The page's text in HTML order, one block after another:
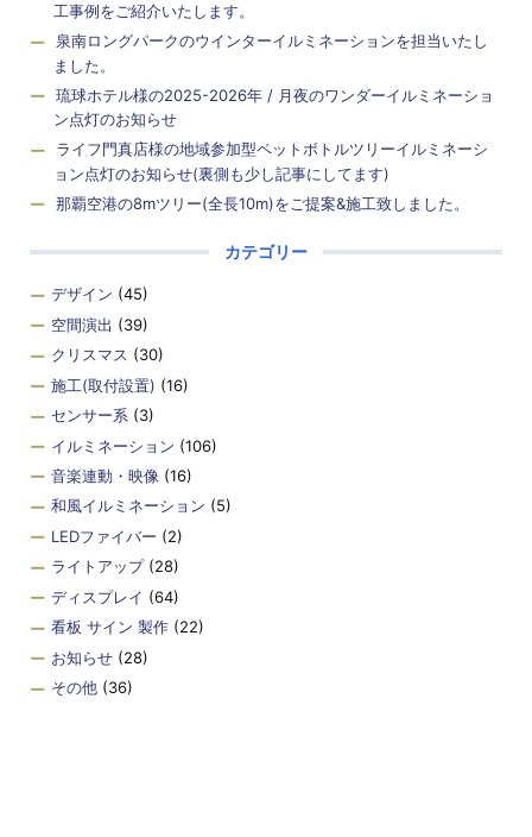
工事例をご紹介いたします。
泉南ロングパークのウインターイルミネーションを担当いたし
ました。
琉球ホテル様の2025-2026年 / 月夜のワンダーイルミネーショ
ン点灯のお知らせ
ライフ門真店様の地域参加型ペットボトルツリーイルミネーシ
ョン点灯のお知らせ(裏側も少し記事にしてます)
那覇空港の8mツリー(全長10m)をご提案&施工致しました。
カテゴリー
デザイン (45)
空間演出 (39)
クリスマス (30)
施工(取付設置) (16)
センサー系 (3)
イルミネーション (106)
音楽連動・映像 (16)
和風イルミネーション (5)
LEDファイバー (2)
ライトアップ(28)
ディスプレイ (64)
看板 サイン 製作 (22)
お知らせ (28)
その他 (36)